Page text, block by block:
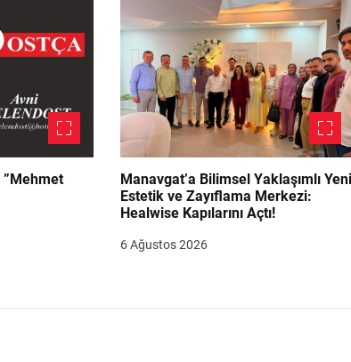
Manavgat’a Bilimsel Yaklaşımlı
Estetik ve Zayıflama Merkezi:
Healwise Kapılarını Açtı!
6 Ağustos 2026